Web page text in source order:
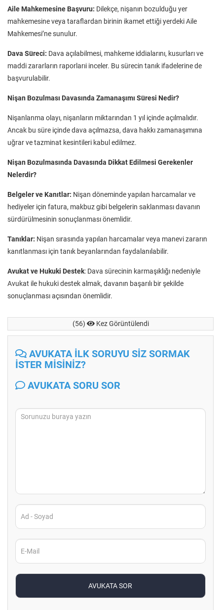
Aile Mahkemesine Başvuru: Dilekçe, nişanın bozulduğu yer
mahkemesine veya taraflardan birinin ikamet ettiği yerdeki Aile
Mahkemesi’ne sunulur.
Dava Süreci: Dava açılabilmesi, mahkeme iddialarını, kusurları ve
maddi zararların raporlarıi inceler. Bu sürecin tanık ifadelerine de
başvurulabilir.
Nişan Bozulması Davasında Zamanaşımı Süresi Nedir?
Nişanlanma olayı, nişanların miktarından 1 yıl içinde açılmalıdır.
Ancak bu süre içinde dava açılmazsa, dava hakkı zamanaşımına
uğrar ve tazminat kesintileri kabul edilmez.
Nişan Bozulmasında Davasında Dikkat Edilmesi Gerekenler
Nelerdir?
Belgeler ve Kanıtlar: Nişan döneminde yapılan harcamalar ve
hediyeler için fatura, makbuz gibi belgelerin saklanması davanın
sürdürülmesinin sonuçlanması önemlidir.
Tanıklar: Nişan sırasında yapılan harcamalar veya manevi zararın
kanıtlanması için tanık beyanlarından faydalanılabilir.
Avukat ve Hukuki Destek: Dava sürecinin karmaşıklığı nedeniyle
Avukat ile hukuki destek almak, davanın başarılı bir şekilde
sonuçlanması açısından önemlidir.
(56) Kez Görüntülendi
AVUKATA İLK SORUYU SİZ SORMAK
İSTER MİSİNİZ?
AVUKATA SORU SOR